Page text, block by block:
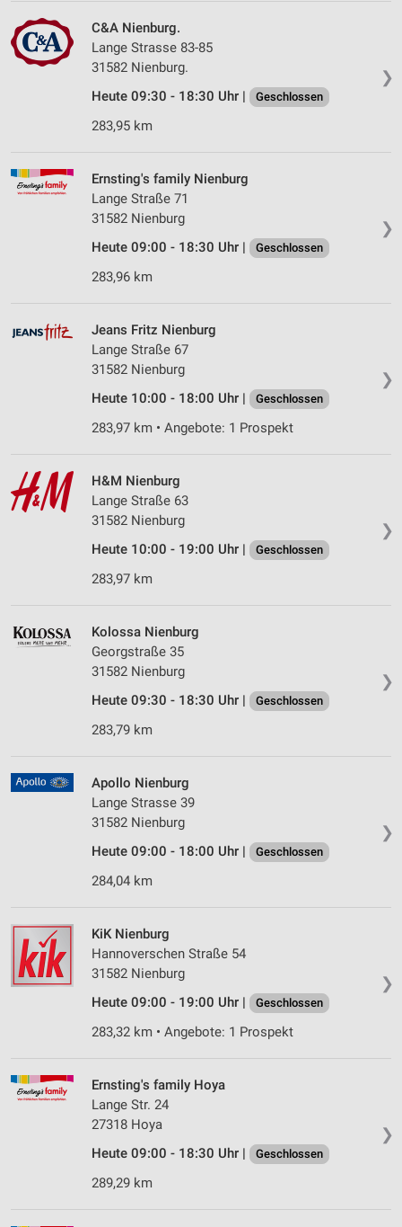
❯
C&A Nienburg.
Lange Strasse 83-85
31582 Nienburg.
Heute 09:30 - 18:30 Uhr |
Geschlossen
283,95 km
❯
Ernsting's family Nienburg
Lange Straße 71
31582 Nienburg
Heute 09:00 - 18:30 Uhr |
Geschlossen
283,96 km
❯
Jeans Fritz Nienburg
Lange Straße 67
31582 Nienburg
Heute 10:00 - 18:00 Uhr |
Geschlossen
283,97 km • Angebote: 1 Prospekt
❯
H&M Nienburg
Lange Straße 63
31582 Nienburg
Heute 10:00 - 19:00 Uhr |
Geschlossen
283,97 km
❯
Kolossa Nienburg
Georgstraße 35
31582 Nienburg
Heute 09:30 - 18:30 Uhr |
Geschlossen
283,79 km
❯
Apollo Nienburg
Lange Strasse 39
31582 Nienburg
Heute 09:00 - 18:00 Uhr |
Geschlossen
284,04 km
❯
KiK Nienburg
Hannoverschen Straße 54
31582 Nienburg
Heute 09:00 - 19:00 Uhr |
Geschlossen
283,32 km • Angebote: 1 Prospekt
❯
Ernsting's family Hoya
Lange Str. 24
27318 Hoya
Heute 09:00 - 18:30 Uhr |
Geschlossen
289,29 km